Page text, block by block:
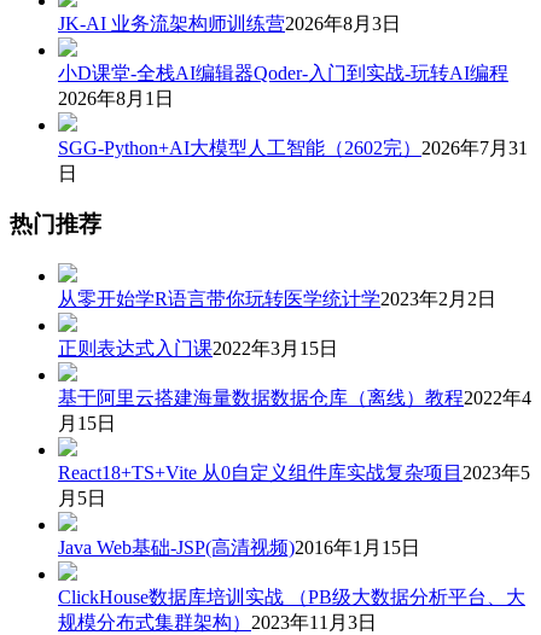
JK-AI 业务流架构师训练营2026年8月3日
小D课堂-全栈AI编辑器Qoder-入门到实战-玩转AI编程
2026年8月1日
SGG-Python+AI大模型人工智能（2602完） 2026年7月31
日
热门推荐
从零开始学R语言带你玩转医学统计学2023年2月2日
正则表达式入门课2022年3月15日
基于阿里云搭建海量数据数据仓库（离线）教程2022年4
月15日
React18+TS+Vite 从0自定义组件库实战复杂项目 2023年5
月5日
Java Web基础-JSP(高清视频)2016年1月15日
ClickHouse数据库培训实战 （PB级大数据分析平台、大
规模分布式集群架构） 2023年11月3日